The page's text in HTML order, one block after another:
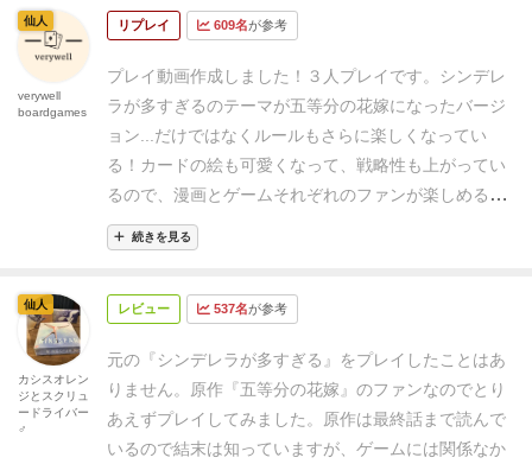
全てのプレイヤーは手札を2枚とも公開し、ささやき
によって制限された項目を持つ花嫁候補は脱落しま
す。 残った花嫁候補中で、花嫁タイルがより上部にい
る花嫁を持つプレイヤーが勝利となります(^^)✨ 勝利
した人は点数を得て、次のゲームを開始します。☆感
想 イラストが可愛く、ルールもシンプルなのでさっく
り短い時間で楽しめます(^^)自分の推しの花嫁を勝た
せるために、どのささやきを拒否するか、容認するか
の駆け引きやジレンマが面白いゲームです( *¯ ꒳¯*)✨
と、男やネコがシンデレラ候補にあがるおバカ要素も
で、お好みで使い分けるとより楽しめるかと思います
(笑)
博し、後にアークライトから製品版となったゲーム
には他にもライトノベルをベースにした『妹が多すぎ
るは』があります。（実を言うと、本家版は持ってい
なく、分からないのですが、なぜか『妹が多すぎる』
は持ってるという変則コレクターだったりします。ご
めんなさい。 まあ、とにかくこれだけアレンジ版が出
るという事は、それだけ完成度と評価が高い証拠です
原作を知ってるゲームはやはり反応がいい
く、物好きなメンバーを集めた際に出してみました。
案の定読み通りで良好な反響！
「あ〜！これ知って
る」「読んだことありますよー」 …という声が出ま
す。 そこからひとしきり漫画談義が続き、なかなかゲ
ームが始まらないという展開。 さらにようやく始めよ
リプレイ 609名が参考
プレイ動画作成しました！３人プレイです。
シンデレ
ラが多すぎるのテーマが五等分の花嫁になったバージ
ョン...だけではなくルールもさらに楽しくなってい
る！ カードの絵も可愛くなって、戦略性も上がってい
るので、漫画とゲームそれぞれのファンが楽しめる作
品に仕上がっています。
りたい方は是非動画を御視聴ください！
ードしています。ボドゲに興味がある方、ボドゲが好
↓↓↓ https://t.co/QLysk5QKcg?amp=1
続きを見る
仙人
verywell
boardgames
レビュー 537名が参考
元の『シンデレラが多すぎる』をプレイしたことはあ
りません。
原作『五等分の花嫁』のファンなのでとり
あえずプレイしてみました。原作は最終話まで読んで
いるので結末は知っていますが、ゲームには関係なか
仙人
カシスオレン
ジとスクリュ
ードライバー
♂